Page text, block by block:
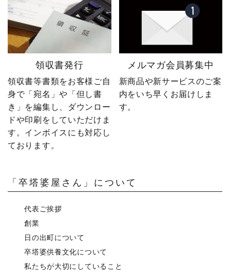
領収書発行
領収書等書類をお客様ご自
身で「宛名」や「但し書
き」を編集し、ダウンロー
ドや印刷をしていただけま
す。インボイスにも対応し
ております。
メルマガ会員募集中
新商品や新サービスのご案
内をいち早くお届けしま
す。
「卒塔婆屋さん」について
代表ご挨拶
創業
日の出町について
卒塔婆供養文化について
私たちが大切にしていること